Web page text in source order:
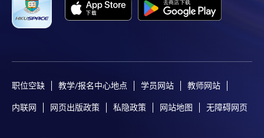
职位空缺 教学/报名中心地点 学员网站 教师网站
内联网 网页出版政策 私隐政策 网站地图 无障碍网页